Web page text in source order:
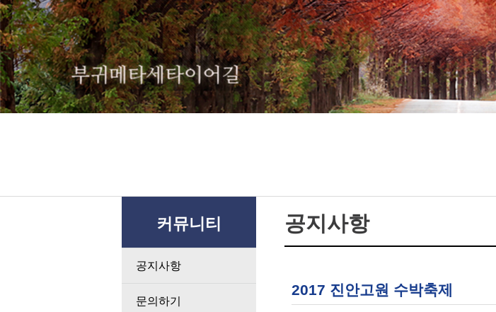
커뮤니티
공지사항
문의하기
공지사항
2017 진안고원 수박축제